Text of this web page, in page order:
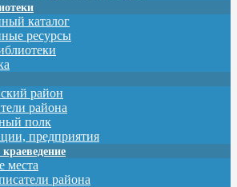
каталог
ресурсы
район
района
полк
предприятия
места
района